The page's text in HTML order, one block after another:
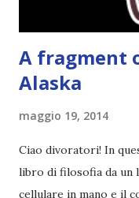
A fragment
Alaska
maggio 19, 2014
Ciao divoratori! In
libro di filosofia da un
cellulare in mano e il